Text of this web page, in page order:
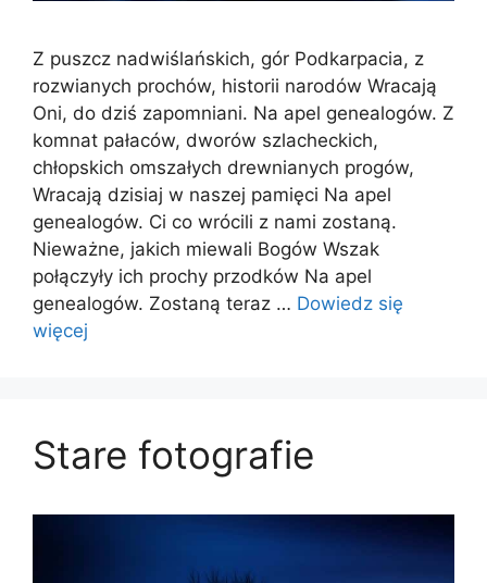
Z puszcz nadwiślańskich, gór Podkarpacia, z
rozwianych prochów, historii narodów Wracają
Oni, do dziś zapomniani. Na apel genealogów. Z
komnat pałaców, dworów szlacheckich,
chłopskich omszałych drewnianych progów,
Wracają dzisiaj w naszej pamięci Na apel
genealogów. Ci co wrócili z nami zostaną.
Nieważne, jakich miewali Bogów Wszak
połączyły ich prochy przodków Na apel
genealogów. Zostaną teraz … Dowiedz się
więcej
Stare fotografie